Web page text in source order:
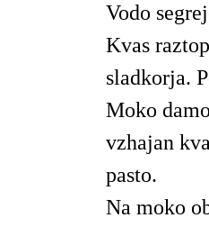
Vodo
Kvas
sladkorja.
Moko
vzhajan
pasto.
Na moko